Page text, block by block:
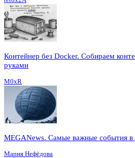
Контейнер без Docker. Собираем
руками
M0xR
MEGANews. Cамые важные события
Мария Нефёдова